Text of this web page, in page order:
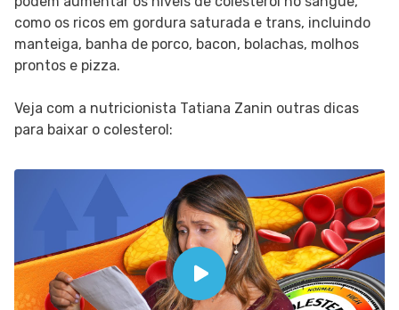
como os ricos em gordura saturada e trans, incluindo
manteiga, banha de porco, bacon, bolachas, molhos
prontos e pizza.
Veja com a nutricionista Tatiana Zanin outras dicas
para baixar o colesterol: